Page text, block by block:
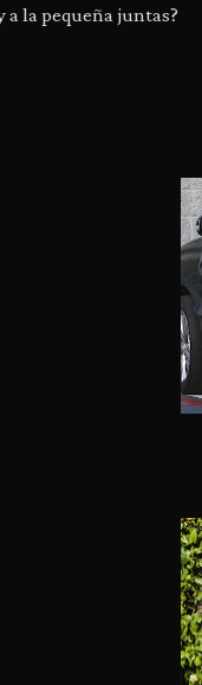
a la pequeña juntas?